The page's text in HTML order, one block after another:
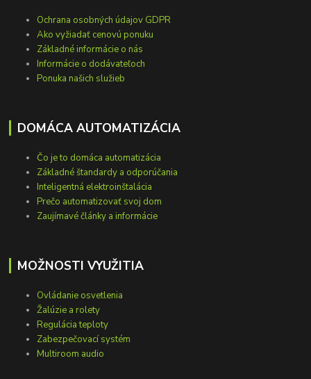
Ochrana osobných údajov GDPR
Ako vyžiadať cenovú ponuku
Základné informácie o nás
Informácie o dodávateľoch
Ponuka našich služieb
DOMÁCA AUTOMATIZÁCIA
Čo je to domáca automatizácia
Základné štandardy a odporúčania
Inteligentná elektroinštalácia
Prečo automatizovať svoj dom
Zaujímavé články a informácie
MOŽNOSTI VYUŽITIA
Ovládanie osvetlenia
Žalúzie a rolety
Regulácia teploty
Zabezpečovací systém
Multiroom audio